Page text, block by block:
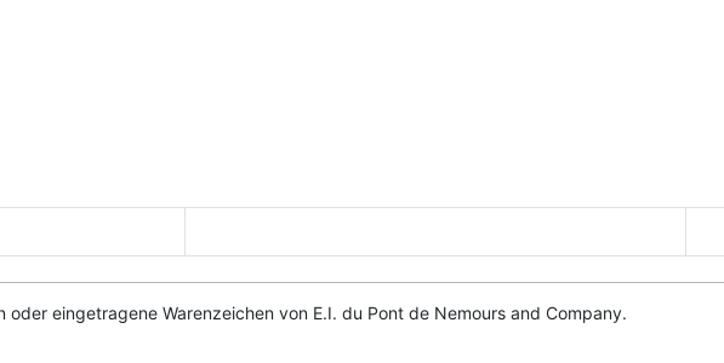
oder eingetragene Warenzeichen von E.I. du Pont de Nemours and Company.